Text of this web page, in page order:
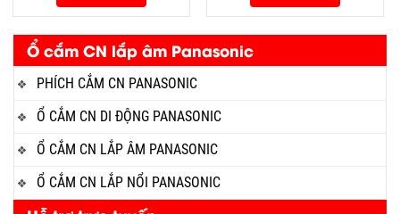
Ổ cắm CN lắp âm Panasonic
PHÍCH CẮM CN PANASONIC
Ổ CẮM CN DI ĐỘNG PANASONIC
Ổ CẮM CN LẮP ÂM PANASONIC
Ổ CẮM CN LẮP NỔI PANASONIC